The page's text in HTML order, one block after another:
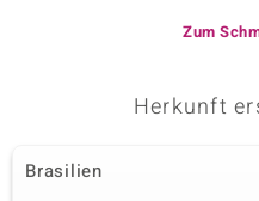
Zum
Herkunft
Brasilien